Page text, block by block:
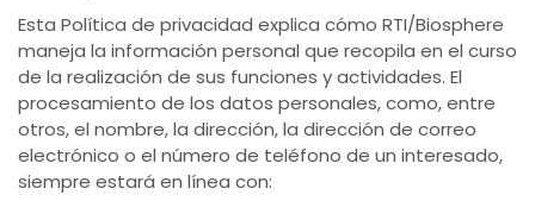
Esta Política de privacidad explica cómo RTI/Biosphere
maneja la información personal que recopila en el curso
de la realización de sus funciones y actividades. El
procesamiento de los datos personales, como, entre
otros, el nombre, la dirección, la dirección de correo
electrónico o el número de teléfono de un interesado,
siempre estará en línea con: